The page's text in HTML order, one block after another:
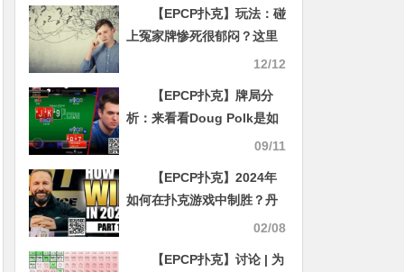
【EPCP扑克】玩法：碰
上冤家牌惨死很郁闷？这里
12/12
【EPCP扑克】牌局分
析：来看看Doug Polk是如
09/11
【EPCP扑克】2024年
如何在扑克游戏中制胜？丹
02/08
【EPCP扑克】讨论 | 为